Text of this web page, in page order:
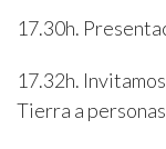
17.30h.
17.32h.
Tierra a